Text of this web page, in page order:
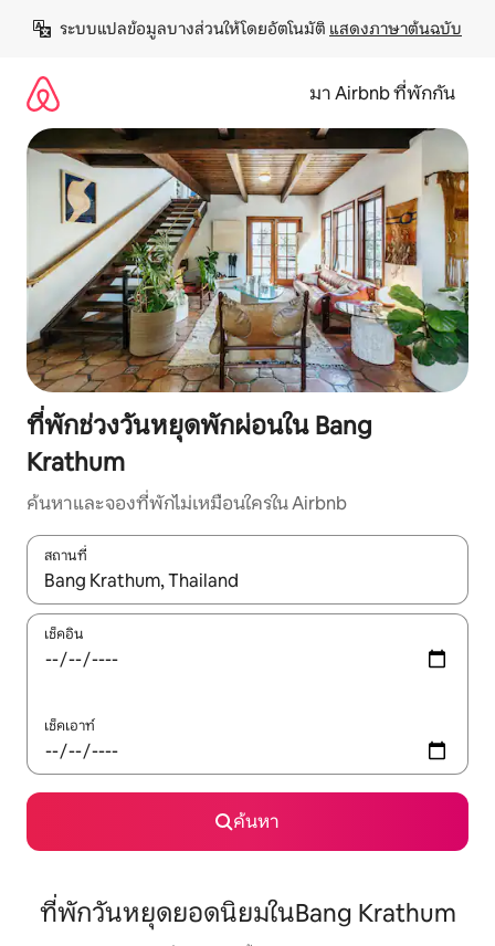
เนื้อหา
ระบบแปลข้อมูลบางส่วนให้โดยอัตโนมัติ แสดงภาษาต้นฉบับ
มา Airbnb ที่พักกัน
ที่พักช่วงวันหยุดพักผ่อนใน Bang
Krathum
ค้นหาและจองที่พักไม่เหมือนใครใน Airbnb
สถานที่
ใช้ลูกศรขึ้นลง หรือใช้การสัมผัสหรือปัด เพื่อสำรวจผลการค้นหา
เช็คอิน
เช็คเอาท์
ค้นหา
ที่พักวันหยุดยอดนิยมในBang Krathum